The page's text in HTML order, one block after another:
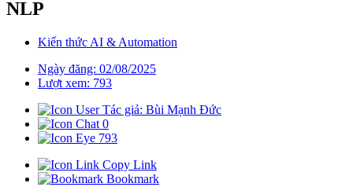
NLP
Kiến thức AI & Automation
Ngày đăng: 02/08/2025
Lượt xem: 793
Tác giả: Bùi Mạnh Đức
0
793
Copy Link
Bookmark